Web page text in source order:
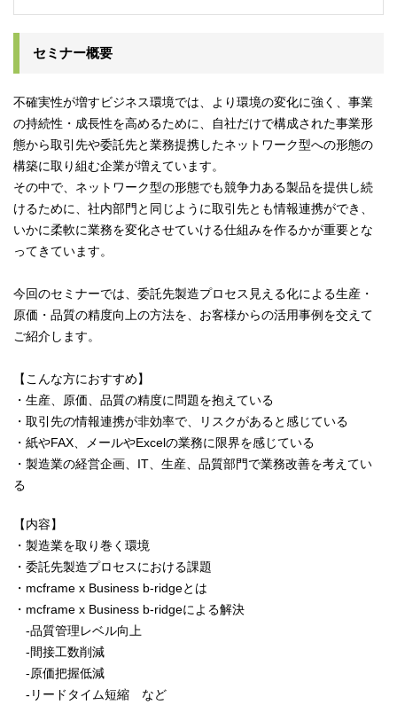
セミナー概要
不確実性が増すビジネス環境では、より環境の変化に強く、事業
の持続性・成長性を高めるために、自社だけで構成された事業形
態から取引先や委託先と業務提携したネットワーク型への形態の
構築に取り組む企業が増えています。
その中で、ネットワーク型の形態でも競争力ある製品を提供し続
けるために、社内部門と同じように取引先とも情報連携ができ、
いかに柔軟に業務を変化させていける仕組みを作るかが重要とな
ってきています。
今回のセミナーでは、委託先製造プロセス見える化による生産・
原価・品質の精度向上の方法を、お客様からの活用事例を交えて
ご紹介します。
【こんな方におすすめ】
・生産、原価、品質の精度に問題を抱えている
・取引先の情報連携が非効率で、リスクがあると感じている
・紙やFAX、メールやExcelの業務に限界を感じている
・製造業の経営企画、IT、生産、品質部門で業務改善を考えてい
る
【内容】
・製造業を取り巻く環境
・委託先製造プロセスにおける課題
・mcframe x Business b-ridgeとは
・mcframe x Business b-ridgeによる解決
-品質管理レベル向上
-間接工数削減
-原価把握低減
-リードタイム短縮 など